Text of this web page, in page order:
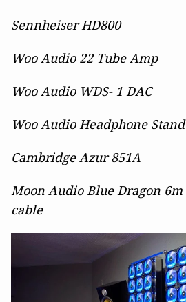
Sennheiser HD800
Woo Audio 22 Tube Amp
Woo Audio WDS- 1 DAC
Woo Audio Headphone Stand
Cambridge Azur 851A
Moon Audio Blue Dragon 6m
cable